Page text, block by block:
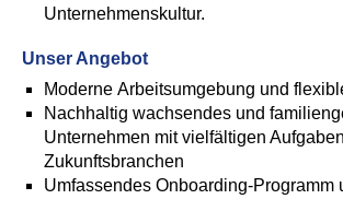
Unternehmenskultur.
Unser Angebot
Moderne Arbeitsumgebung und
Nachhaltig wachsendes und
Unternehmen mit vielfältigen
Zukunftsbranchen
Umfassendes Onboarding-Programm